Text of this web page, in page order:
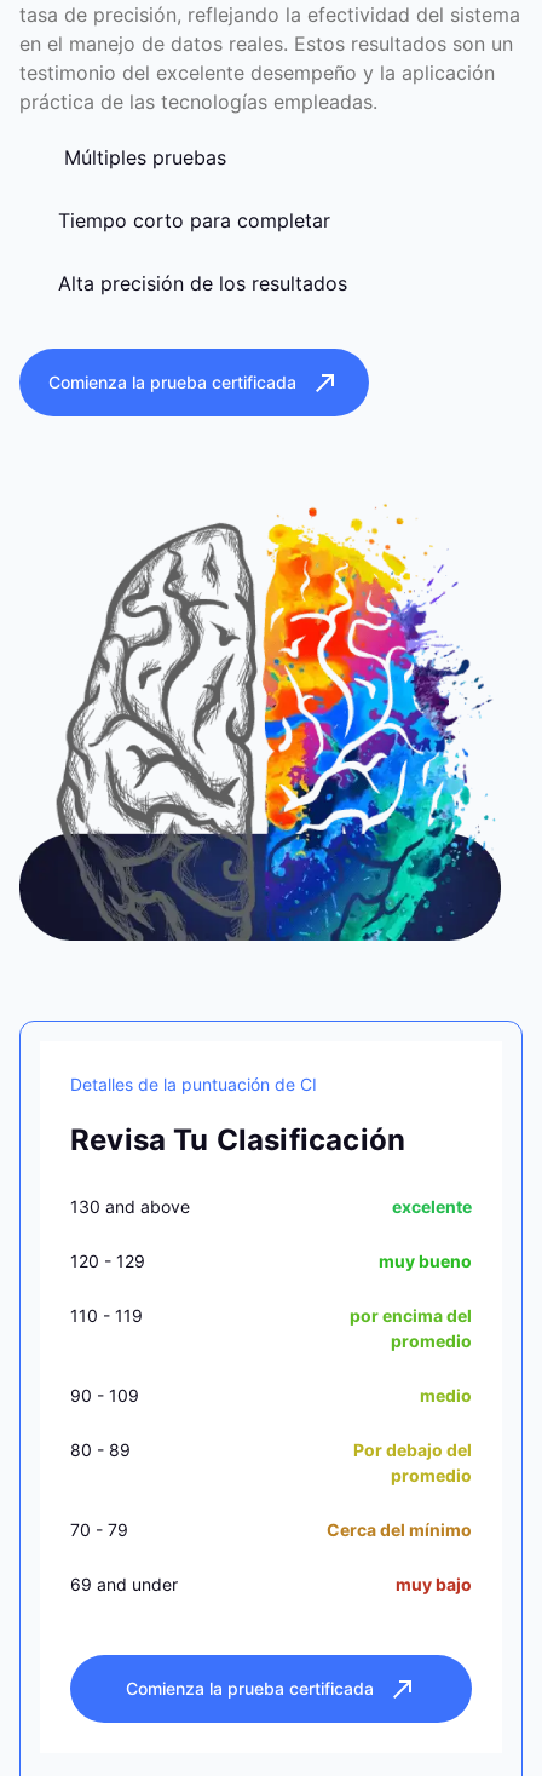
tasa de precisión, reflejando la efectividad del sistema
en el manejo de datos reales. Estos resultados son un
testimonio del excelente desempeño y la aplicación
práctica de las tecnologías empleadas.
Múltiples pruebas
Tiempo corto para completar
Alta precisión de los resultados
Comienza la prueba certificada
Detalles de la puntuación de CI
Revisa Tu Clasificación
130 and above excelente
120 - 129 muy bueno
110 - 119
por encima del
promedio
90 - 109 medio
80 - 89
Por debajo del
promedio
70 - 79 Cerca del mínimo
69 and under muy bajo
Comienza la prueba certificada